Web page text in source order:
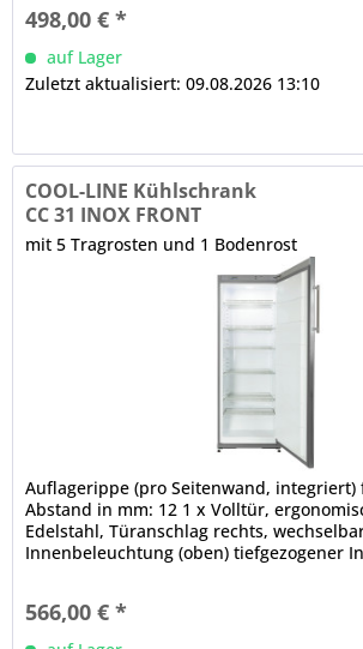
498,00 € *
auf Lager
Zuletzt aktualisiert: 09.08.2026 13:10
COOL-LINE Kühlschrank
CC 31 INOX FRONT
mit 5 Tragrosten und 1 Bodenrost
Auflagerippe (pro Seitenwand, integriert)
Abstand in mm: 12 1 x Volltür,
Edelstahl, Türanschlag rechts,
Innenbeleuchtung (oben) tiefgezogener
566,00 € *